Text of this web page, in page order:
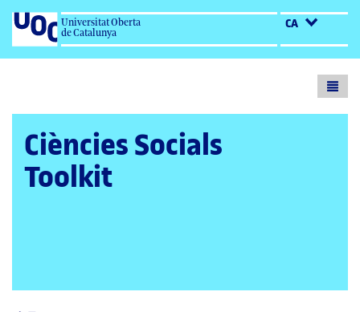
Universitat Oberta
de Catalunya
CA
Ciències Socials
Toolkit